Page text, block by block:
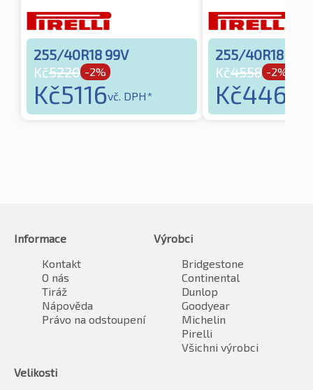
255/40R18 99V
Kč5220 -2%
Kč5116vč. DPH*
255/40R18 99V
Kč4558 -2%
Kč4467
Informace
Kontakt
O nás
Tiráž
Nápověda
Právo na odstoupení
Výrobci
Bridgestone
Continental
Dunlop
Goodyear
Michelin
Pirelli
Všichni výrobci
Velikosti